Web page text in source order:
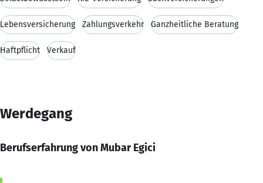
Lebensversicherung Zahlungsverkehr Ganzheitliche Beratung
Haftpflicht Verkauf
Werdegang
Berufserfahrung von Mubar Egici